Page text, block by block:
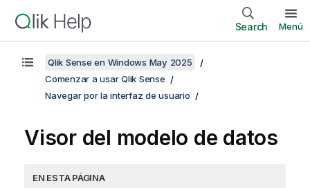
Search Menú
Qlik Sense en Windows May 2025
Comenzar a usar Qlik Sense
Navegar por la interfaz de usuario
Visor del modelo de datos
EN ESTA PÁGINA